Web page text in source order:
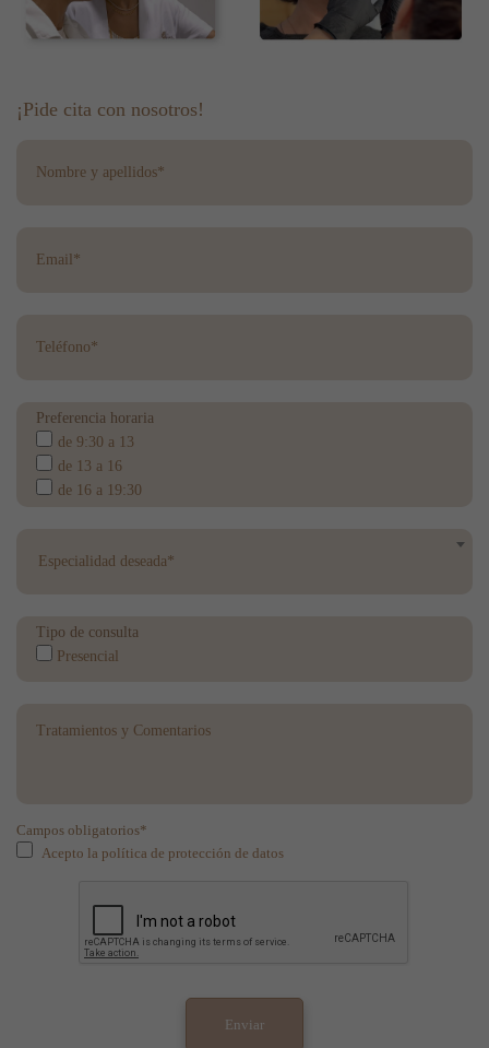
¡Pide cita con nosotros!
Preferencia horaria
de 9:30 a 13
de 13 a 16
de 16 a 19:30
Especialidad deseada*
Tipo de consulta
Presencial
Campos obligatorios*
Acepto la política de protección de datos